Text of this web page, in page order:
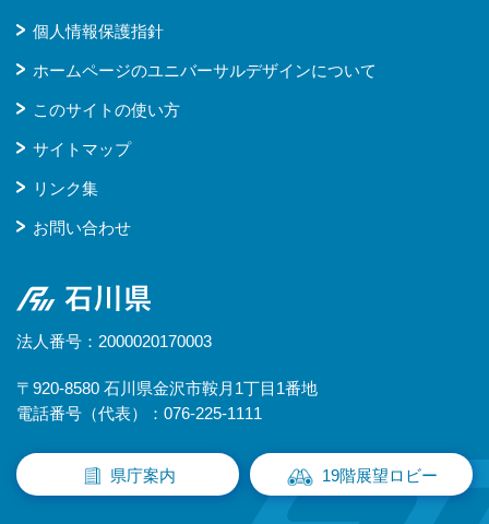
個人情報保護指針
ホームページのユニバーサルデザインについて
このサイトの使い方
サイトマップ
リンク集
お問い合わせ
石川県
法人番号：2000020170003
〒920-8580 石川県金沢市鞍月1丁目1番地
電話番号（代表）：076-225-1111
県庁案内 19階展望ロビー